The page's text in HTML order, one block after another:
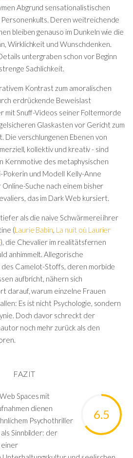
Abgrund sensationalistischen
Personenkults. Deren weitreichende
bleiben genauso im Dunkeln wie die
Wirklichkeit und Wunschdenken.
untergraben schon vor Beginn
Sachlichkeit.
Kontrast zum amoralischen
erdrückende Beweislast
mit Snuff-Videos seiner Foltermorde
Glaskasten vor Gericht zum
Die verschlungenen Ebenen von
kollektiv und kreativ - sind
Kernmotive des metaphysischen
Pokerin und Modell Kelly-Anne
Online-Suche nach einem bisher
das im Dark Web kursiert.
als die naive Schwärmerei ihrer
(Laurie Babin La nuit où Laurier
), die Chevalier im realitätsfernen
anhimmelt. Allegorische
Camelot-Stoffs, deren morbide
aufbricht, nähern sich
darauf, warum einzelne Frauen
Es ist nicht Psychologie, sondern
Doch davor schreckt der
noch mehr zurück als den
FAZIT
6.5
Spaces mit
dienen
Psychothriller
Sinnbilder: der
einer